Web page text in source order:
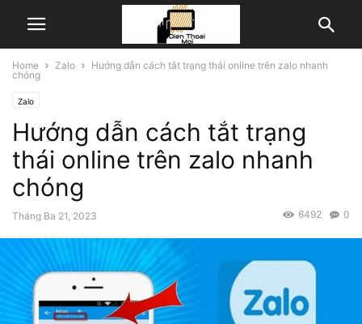
Home Zalo
Hướng dẫn cách tắt trạng thái online trên zalo nhanh
chóng
Zalo
Hướng dẫn cách tắt trạng
thái online trên zalo nhanh
chóng
Tháng Ba 21, 2023 0
6492